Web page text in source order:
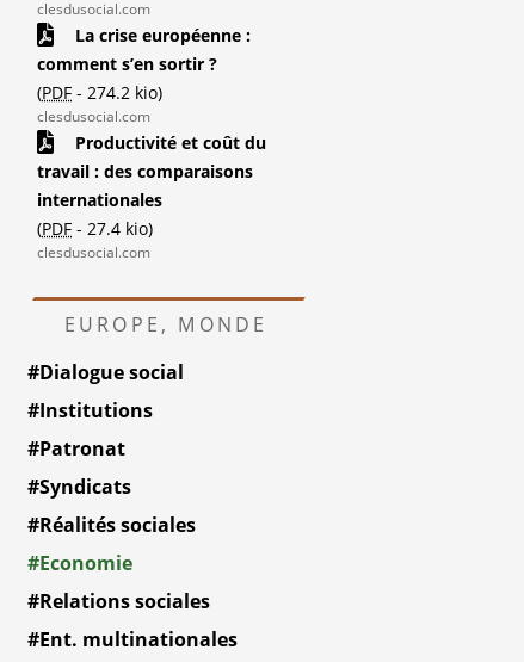
clesdusocial.com
La crise européenne :
comment s’en sortir ?
(PDF - 274.2 kio)
clesdusocial.com
Productivité et coût du
travail : des comparaisons
internationales
(PDF - 27.4 kio)
clesdusocial.com
EUROPE, MONDE
#Dialogue social
#Institutions
#Patronat
#Syndicats
#Réalités sociales
#Economie
#Relations sociales
#Ent. multinationales